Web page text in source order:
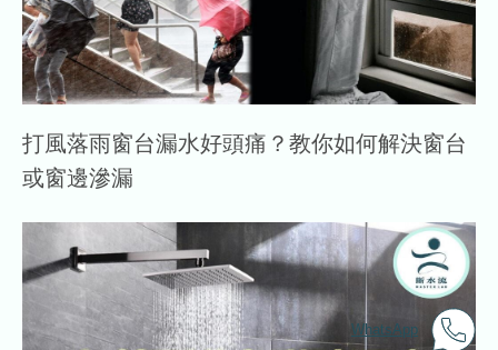
WhatsApp
打風落雨窗台漏水好頭痛？教你如何解決窗台
或窗邊滲漏